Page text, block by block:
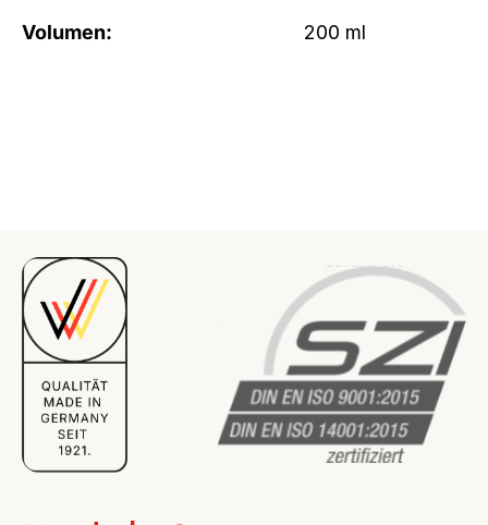
Volumen: 200 ml